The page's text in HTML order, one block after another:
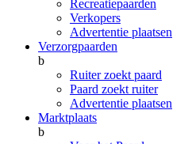
Recreatiepaarden
Verkopers
Advertentie plaatsen
Verzorgpaarden
b
Ruiter zoekt paard
Paard zoekt ruiter
Advertentie plaatsen
Marktplaats
b